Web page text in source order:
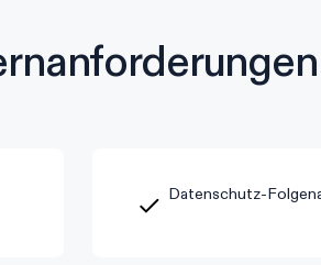
Datenschutz-